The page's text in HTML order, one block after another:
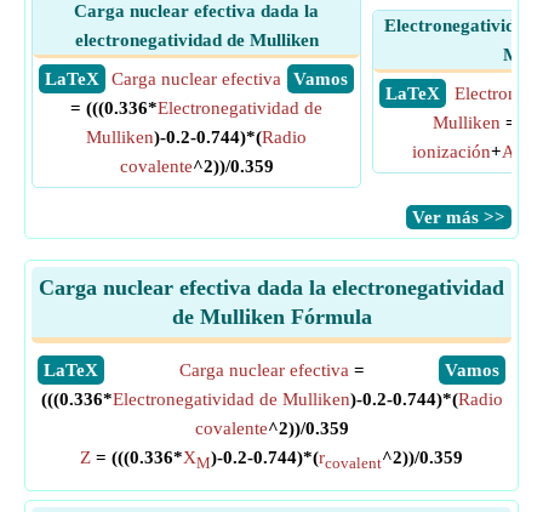
Carga nuclear efectiva dada la
electronegatividad de Mulliken
​ LaTeX
​ Vamos
Carga nuclear efectiva
= (((0.336*Electronegatividad de
Mulliken)-0.2-0.744)*(Radio
covalente^2))/0.359
Electronegatividad
​ LaTeX
Mulliken =
ionización+
​Ver más >>
Carga nuclear efectiva dada la electronegatividad
de Mulliken Fórmula
​LaTeX ​Vamos
Carga nuclear efectiva =
(((0.336*Electronegatividad de Mulliken)-0.2-0.744)*(Radio
covalente^2))/0.359
Z = (((0.336*XM)-0.2-0.744)*(rcovalent^2))/0.359